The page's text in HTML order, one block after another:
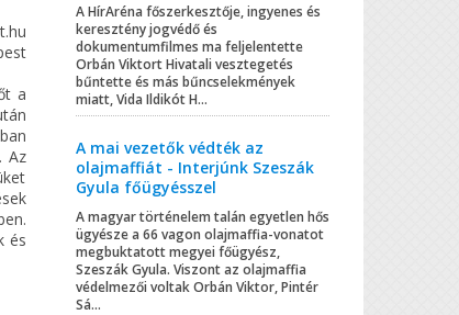
a
Az
és
A HírAréna főszerkesztője, ingyenes és
keresztény jogvédő és
dokumentumfilmes ma feljelentette
Orbán Viktort Hivatali vesztegetés
bűntette és más bűncselekmények
miatt, Vida Ildikót H...
A mai vezetők védték az
olajmaffiát - Interjúnk Szeszák
Gyula főügyésszel
A magyar történelem talán egyetlen hős
ügyésze a 66 vagon olajmaffia-vonatot
megbuktatott megyei főügyész,
Szeszák Gyula. Viszont az olajmaffia
védelmezői voltak Orbán Viktor, Pintér
Sá...